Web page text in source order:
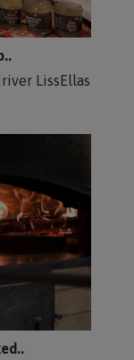
LissEllas